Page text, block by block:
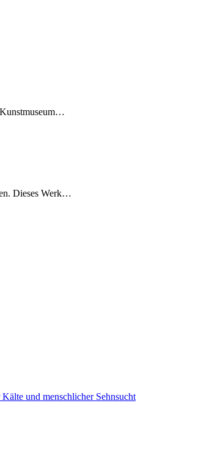
Dieses Werk…
und menschlicher Sehnsucht